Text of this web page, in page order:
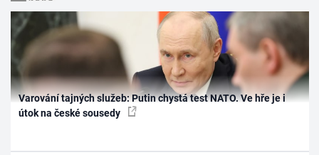
Varování tajných služeb: Putin chystá test NATO. Ve hře je i
útok na české sousedy